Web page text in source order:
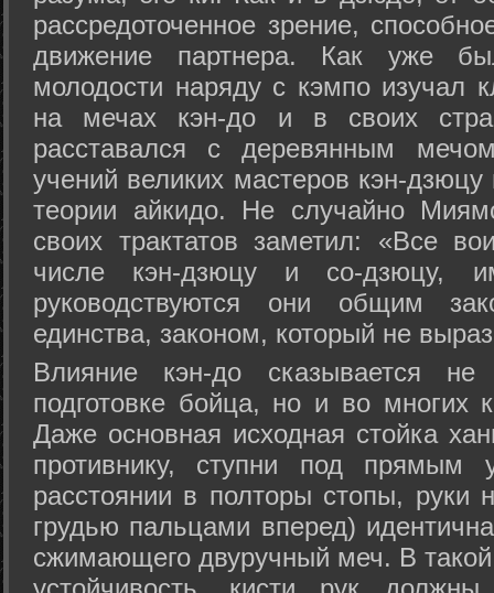
рассредоточенное зрение,
движение партнера. Как уже
молодости наряду с кэмпо изучал
на мечах кэн-до и в своих
расставался с деревянным
учений великих мастеров кэн-
теории айкидо. Не случайно
своих трактатов заметил: «Все
числе кэн-дзюцу и со-дзюцу,
руководствуются они общим
единства, законом, который не
Влияние кэн-до сказывается не
подготовке бойца, но и во многих
Даже основная исходная стойка
противнику, ступни под прямым
расстоянии в полторы стопы, руки
грудью пальцами вперед)
сжимающего двуручный меч. В